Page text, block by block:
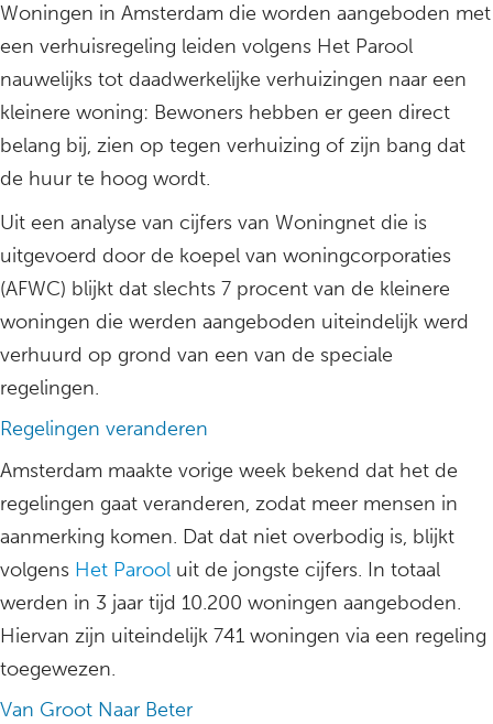
Woningen in Amsterdam die worden aangeboden met
een verhuisregeling leiden volgens Het Parool
nauwelijks tot daadwerkelijke verhuizingen naar een
kleinere woning: Bewoners hebben er geen direct
belang bij, zien op tegen verhuizing of zijn bang dat
de huur te hoog wordt.
Uit een analyse van cijfers van Woningnet die is
uitgevoerd door de koepel van woningcorporaties
(AFWC) blijkt dat slechts 7 procent van de kleinere
woningen die werden aangeboden uiteindelijk werd
verhuurd op grond van een van de speciale
regelingen.
Regelingen veranderen
Amsterdam maakte vorige week bekend dat het de
regelingen gaat veranderen, zodat meer mensen in
aanmerking komen. Dat dat niet overbodig is, blijkt
volgens Het Parool uit de jongste cijfers. In totaal
werden in 3 jaar tijd 10.200 woningen aangeboden.
Hiervan zijn uiteindelijk 741 woningen via een regeling
toegewezen.
Van Groot Naar Beter